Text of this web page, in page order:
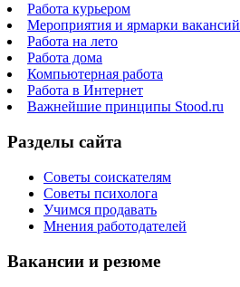
Работа курьером
Мероприятия и ярмарки вакансий
Работа на лето
Работа дома
Компьютерная работа
Работа в Интернет
Важнейшие принципы Stood.ru
Разделы сайта
Советы соискателям
Советы психолога
Учимся продавать
Мнения работодателей
Вакансии и резюме